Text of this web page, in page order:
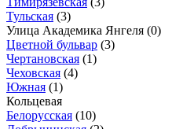
Тульская (3)
Улица Академика Янгеля (0)
Цветной бульвар (3)
Чертановская (1)
Чеховская (4)
Южная (1)
Кольцевая
Белорусская (10)